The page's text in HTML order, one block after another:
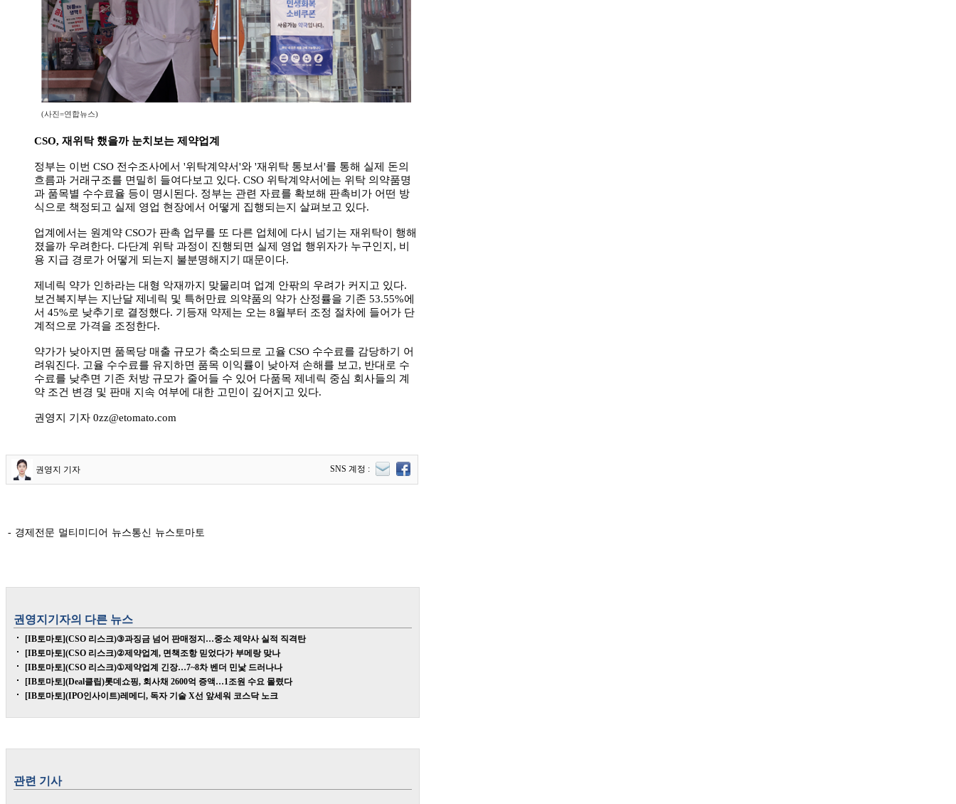
(사진=연합뉴스)
CSO, 재위탁 했을까 눈치보는 제약업계
정부는 이번 CSO 전수조사에서 '위탁계약서'와 '재위탁 통보서'를 통해 실제 돈의
흐름과 거래구조를 면밀히 들여다보고 있다. CSO 위탁계약서에는 위탁 의약품명
과 품목별 수수료율 등이 명시된다. 정부는 관련 자료를 확보해 판촉비가 어떤 방
식으로 책정되고 실제 영업 현장에서 어떻게 집행되는지 살펴보고 있다.
업계에서는 원계약 CSO가 판촉 업무를 또 다른 업체에 다시 넘기는 재위탁이 행해
졌을까 우려한다. 다단계 위탁 과정이 진행되면 실제 영업 행위자가 누구인지, 비
용 지급 경로가 어떻게 되는지 불분명해지기 때문이다.
제네릭 약가 인하라는 대형 악재까지 맞물리며 업계 안팎의 우려가 커지고 있다.
보건복지부는 지난달 제네릭 및 특허만료 의약품의 약가 산정률을 기존 53.55%에
서 45%로 낮추기로 결정했다. 기등재 약제는 오는 8월부터 조정 절차에 들어가 단
계적으로 가격을 조정한다.
약가가 낮아지면 품목당 매출 규모가 축소되므로 고율 CSO 수수료를 감당하기 어
려워진다. 고율 수수료를 유지하면 품목 이익률이 낮아져 손해를 보고, 반대로 수
수료를 낮추면 기존 처방 규모가 줄어들 수 있어 다품목 제네릭 중심 회사들의 계
약 조건 변경 및 판매 지속 여부에 대한 고민이 깊어지고 있다.
권영지 기자 0zz@etomato.com
권영지 기자 SNS 계정 :
- 경제전문 멀티미디어 뉴스통신 뉴스토마토
권영지 기자의 다른 뉴스
[IB토마토](CSO 리스크)③과징금 넘어 판매정지…중소 제약사 실적 직격탄
[IB토마토](CSO 리스크)②제약업계, 면책조항 믿었다가 부메랑 맞나
[IB토마토](CSO 리스크)①제약업계 긴장…7~8차 벤더 민낯 드러나나
[IB토마토](Deal클립)롯데쇼핑, 회사채 2600억 증액…1조원 수요 몰렸다
[IB토마토](IPO인사이트)레메디, 독자 기술 X선 앞세워 코스닥 노크
관련 기사